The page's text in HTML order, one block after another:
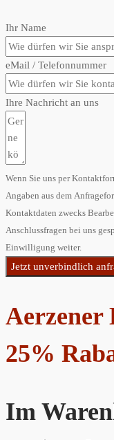
Ihr Name
eMail / Telefonnummer
Ihre Nachricht an uns
Wenn Sie uns per
Angaben aus dem
Kontaktdaten zwecks
Anschlussfragen bei uns
Einwilligung weiter.
Jetzt unverbindlich
Aerzener
25%
Im